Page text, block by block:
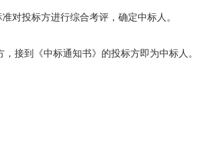
对投标方进行综合考评，确定中标人。
接到《中标通知书》的投标方即为中标人。